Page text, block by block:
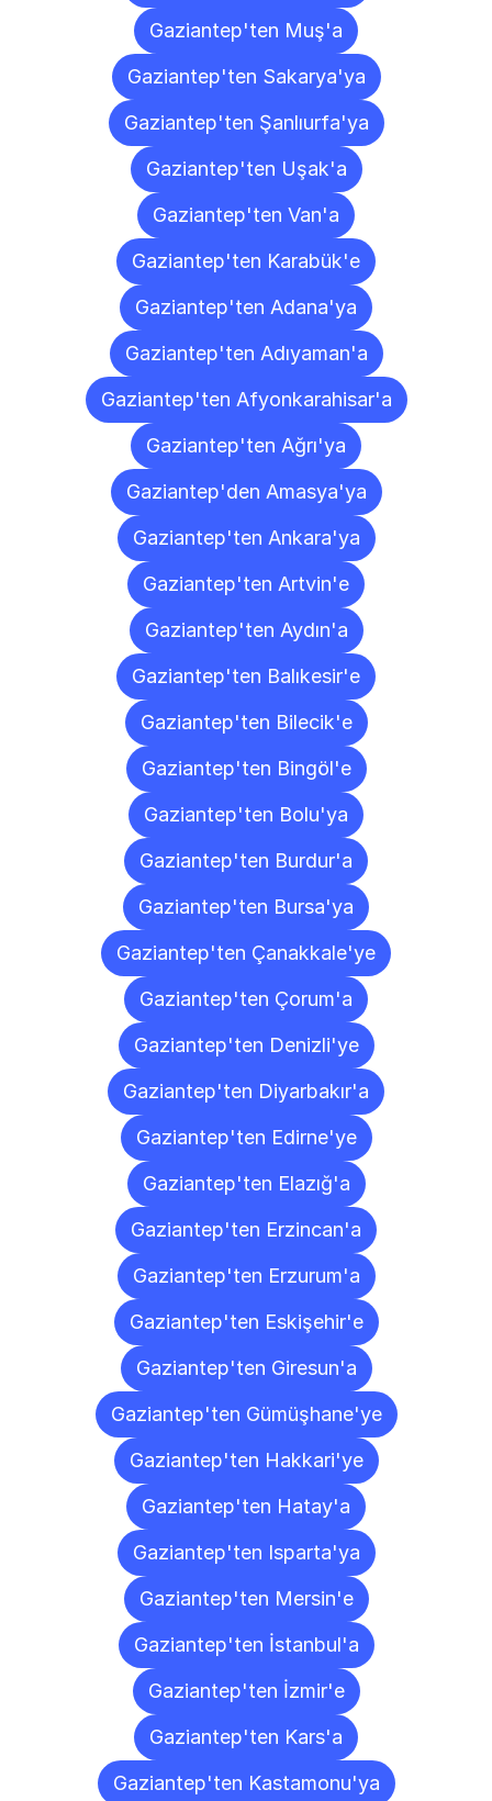
Gaziantep'ten Muş'a
Gaziantep'ten Sakarya'ya
Gaziantep'ten Şanlıurfa'ya
Gaziantep'ten Uşak'a
Gaziantep'ten Van'a
Gaziantep'ten Karabük'e
Gaziantep'ten Adana'ya
Gaziantep'ten Adıyaman'a
Gaziantep'ten Afyonkarahisar'a
Gaziantep'ten Ağrı'ya
Gaziantep'den Amasya'ya
Gaziantep'ten Ankara'ya
Gaziantep'ten Artvin'e
Gaziantep'ten Aydın'a
Gaziantep'ten Balıkesir'e
Gaziantep'ten Bilecik'e
Gaziantep'ten Bingöl'e
Gaziantep'ten Bolu'ya
Gaziantep'ten Burdur'a
Gaziantep'ten Bursa'ya
Gaziantep'ten Çanakkale'ye
Gaziantep'ten Çorum'a
Gaziantep'ten Denizli'ye
Gaziantep'ten Diyarbakır'a
Gaziantep'ten Edirne'ye
Gaziantep'ten Elazığ'a
Gaziantep'ten Erzincan'a
Gaziantep'ten Erzurum'a
Gaziantep'ten Eskişehir'e
Gaziantep'ten Giresun'a
Gaziantep'ten Gümüşhane'ye
Gaziantep'ten Hakkari'ye
Gaziantep'ten Hatay'a
Gaziantep'ten Isparta'ya
Gaziantep'ten Mersin'e
Gaziantep'ten İstanbul'a
Gaziantep'ten İzmir'e
Gaziantep'ten Kars'a
Gaziantep'ten Kastamonu'ya